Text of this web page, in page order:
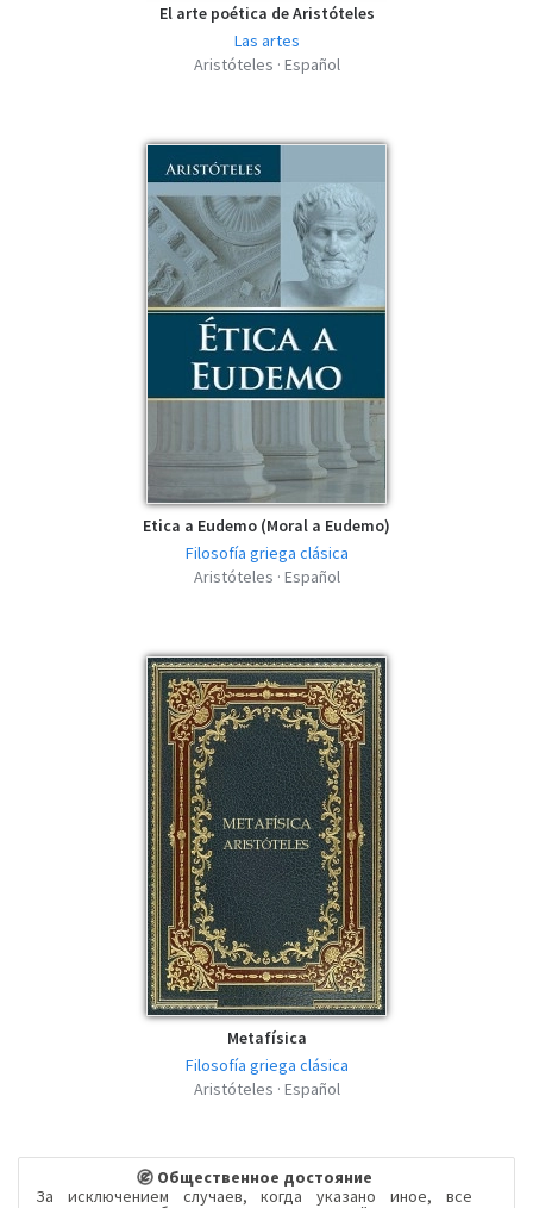
El arte poética de Aristóteles
Las artes
Aristóteles · Español
Etica a Eudemo (Moral a Eudemo)
Filosofía griega clásica
Aristóteles · Español
Metafísica
Filosofía griega clásica
Aristóteles · Español
Общественное достояние
За исключением случаев, когда указано иное, все